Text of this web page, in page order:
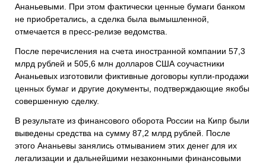
Ананьевыми. При этом фактически ценные бумаги банком
не приобретались, а сделка была вымышленной,
отмечается в пресс-релизе ведомства.
После перечисления на счета иностранной компании 57,3
млрд рублей и 505,6 млн долларов США соучастники
Ананьевых изготовили фиктивные договоры купли-продажи
ценных бумаг и другие документы, подтверждающие якобы
совершенную сделку.
В результате из финансового оборота России на Кипр были
выведены средства на сумму 87,2 млрд рублей. После
этого Ананьевы занялись отмыванием этих денег для их
легализации и дальнейшими незаконными финансовыми